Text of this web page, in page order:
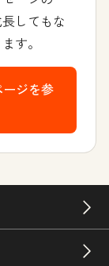
してもな
す。
ジを参